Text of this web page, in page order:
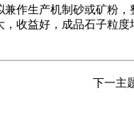
作生产机制砂或矿粉
收益好，成品石子粒
下一主